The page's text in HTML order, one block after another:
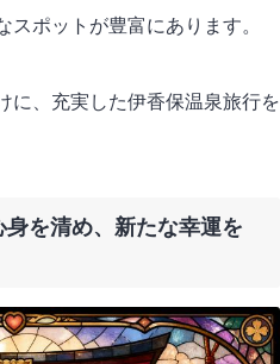
スポットが豊富にあります。
に、充実した伊香保温泉旅行を
を清め、新たな幸運を